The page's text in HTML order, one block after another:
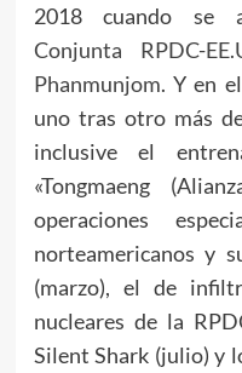
2018 cuando se
Conjunta RPDC-
Phanmunjom. Y en
uno tras otro más
inclusive el
«Tongmaeng
operaciones
norteamericanos y
(marzo), el de
nucleares de la
Silent Shark (julio) y